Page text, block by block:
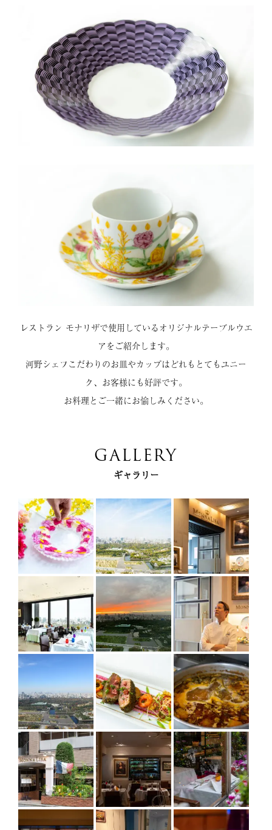
レストラン モナリザで使用しているオリジナルテーブルウエ
アをご紹介します。
河野シェフこだわりのお皿やカップはどれもとてもユニー
ク、お客様にも好評です。
お料理とご一緒にお愉しみください。
GALLERY
ギャラリー